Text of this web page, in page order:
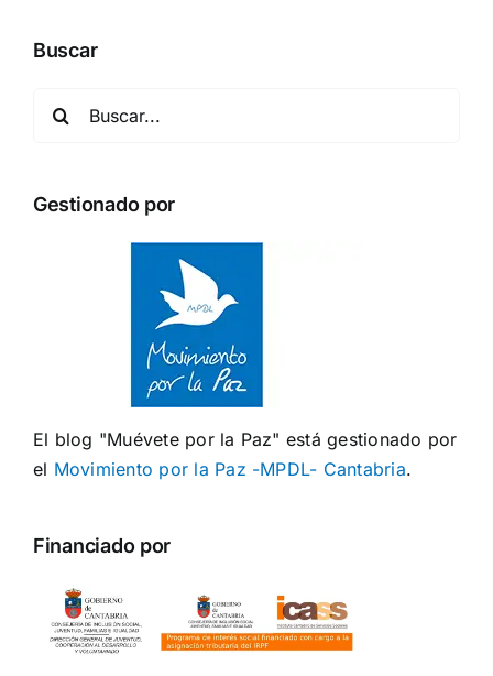
Buscar
Gestionado por
El blog "Muévete por la Paz" está gestionado por
el Movimiento por la Paz -MPDL- Cantabria.
Financiado por